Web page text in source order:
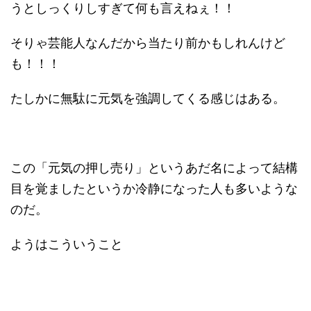
うとしっくりしすぎて何も言えねぇ！！
そりゃ芸能人なんだから当たり前かもしれんけど
も！！！
たしかに無駄に元気を強調してくる感じはある。
この「元気の押し売り」というあだ名によって結構
目を覚ましたというか冷静になった人も多いような
のだ。
ようはこういうこと